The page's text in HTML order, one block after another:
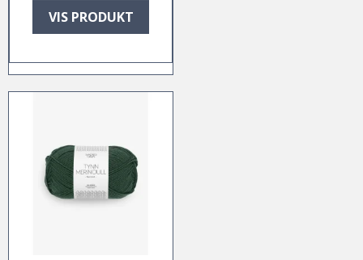
VIS PRODUKT